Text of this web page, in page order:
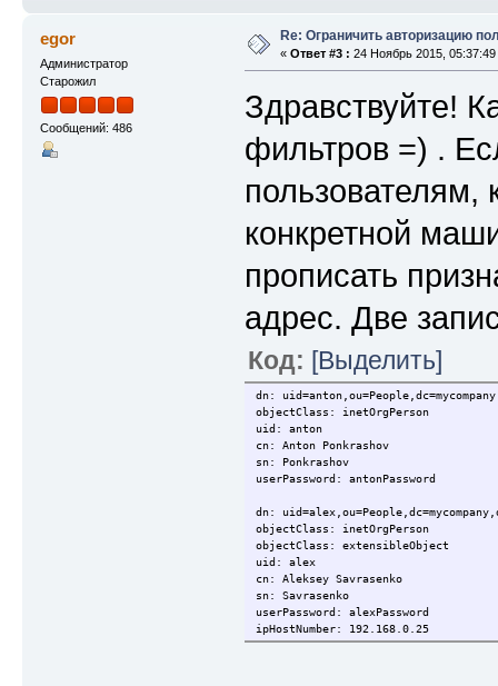
egor
Администратор
Старожил
Сообщений: 486
Re: Ограничить авторизацию
« Ответ #3 : 24 Ноябрь 2015, 05:37:49
Здравствуйте!
фильтров =) .
пользователям,
конкретной
прописать
адрес. Две
Код: [Выделить]
dn:
objectClass: inetOrgPerson
uid: anton
cn: Anton Ponkrashov
sn: Ponkrashov
userPassword: antonPassword
dn:
objectClass: inetOrgPerson
objectClass: extensibleObject
uid: alex
cn: Aleksey Savrasenko
sn: Savrasenko
userPassword: alexPassword
ipHostNumber: 192.168.0.25